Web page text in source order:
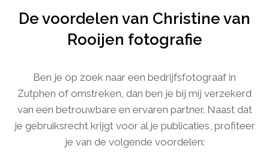
De voordelen van Christine van
Rooijen fotografie
Ben je op zoek naar een bedrijfsfotograaf in
Zutphen of omstreken, dan ben je bij mij verzekerd
van een betrouwbare en ervaren partner. Naast dat
je gebruiksrecht krijgt voor al je publicaties, profiteer
je van de volgende voordelen: